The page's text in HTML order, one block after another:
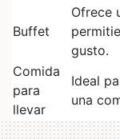
Buffet
Ofrece
gusto.
Comida
para
llevar
Ideal
una